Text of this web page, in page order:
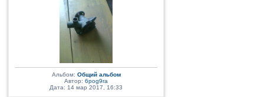
Альбом: Общий альбом
Автор: 6pog9ra
Дата: 14 мар 2017, 16:33